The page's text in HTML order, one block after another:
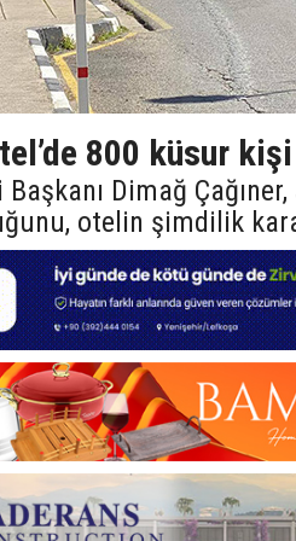
800 küsur kişi
Dimağ
otelin şimdilik